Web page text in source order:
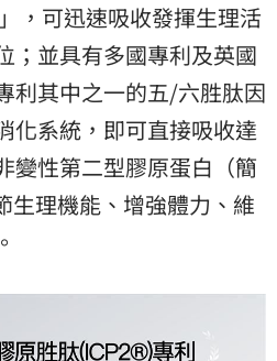
，可迅速吸收發揮生理活
；並具有多國專利及英國
利其中之一的五/六胜肽因
化系統，即可直接吸收達
變性第二型膠原蛋白（簡
生理機能、增強體力、維